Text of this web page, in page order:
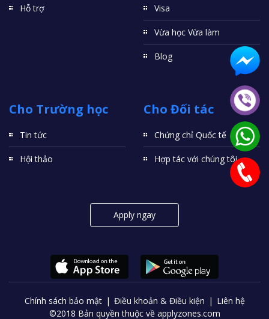
Hỗ trợ Visa
Vừa học Vừa làm
Blog
Cho Trường học
Tin tức
Hội thảo
Cho Đối tác
Chứng chỉ Quốc tế
Hợp tác với chúng tôi
Apply ngay
Chính sách bảo mật Điều khoản & Điều kiện
Liên hệ
©2018 Bản quyền thuộc về applyzones.com